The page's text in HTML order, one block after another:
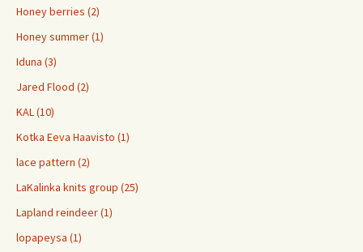
Honey berries (2)
Honey summer (1)
Iduna (3)
Jared Flood (2)
KAL (10)
Kotka Eeva Haavisto (1)
lace pattern (2)
LaKalinka knits group (25)
Lapland reindeer (1)
lopapeysa (1)